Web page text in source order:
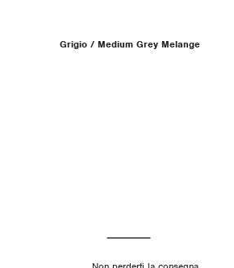
Grigio / Medium Grey Melange